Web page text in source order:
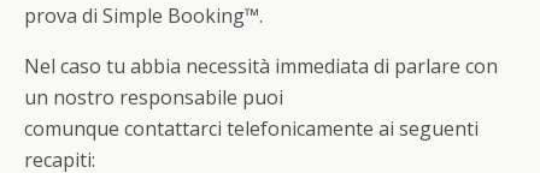
prova di Simple Booking™.
Nel caso tu abbia necessità immediata di parlare con
un nostro responsabile puoi
comunque contattarci telefonicamente ai seguenti
recapiti: